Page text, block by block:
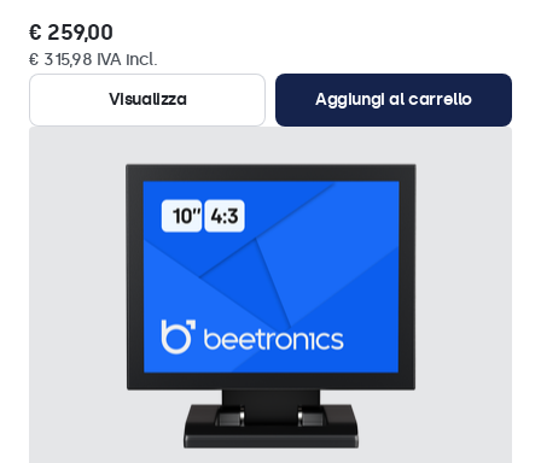
€ 259,00
€ 315,98 IVA incl.
Visualizza
Aggiungi al carrello